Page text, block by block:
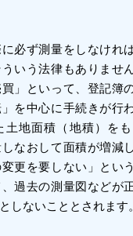
必ず測量をしなけれ
いう法律もありませ
」といって、登記簿
を中心に手続きが行
地面積（地積）をも
しなおして面積が増減
更を要しない」とい
過去の測量図などが
しないこととされます。